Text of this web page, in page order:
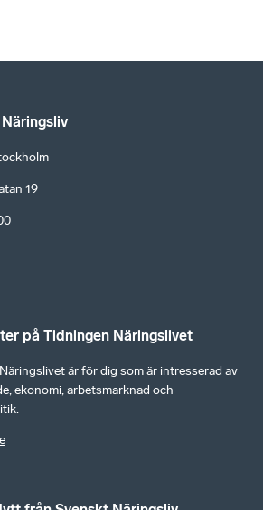
19
på Tidningen Näringslivet
är för dig som är intresserad av
ekonomi, arbetsmarknad och